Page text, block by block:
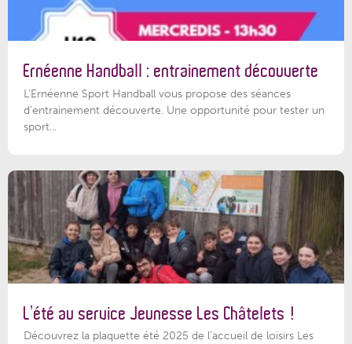
Ernéenne Handball : entrainement découverte
L'Ernéenne Sport Handball vous propose des séances
d'entrainement découverte. Une opportunité pour tester un
sport...
L’été au service Jeunesse Les Châtelets !
Découvrez la plaquette été 2025 de l’accueil de loisirs Les